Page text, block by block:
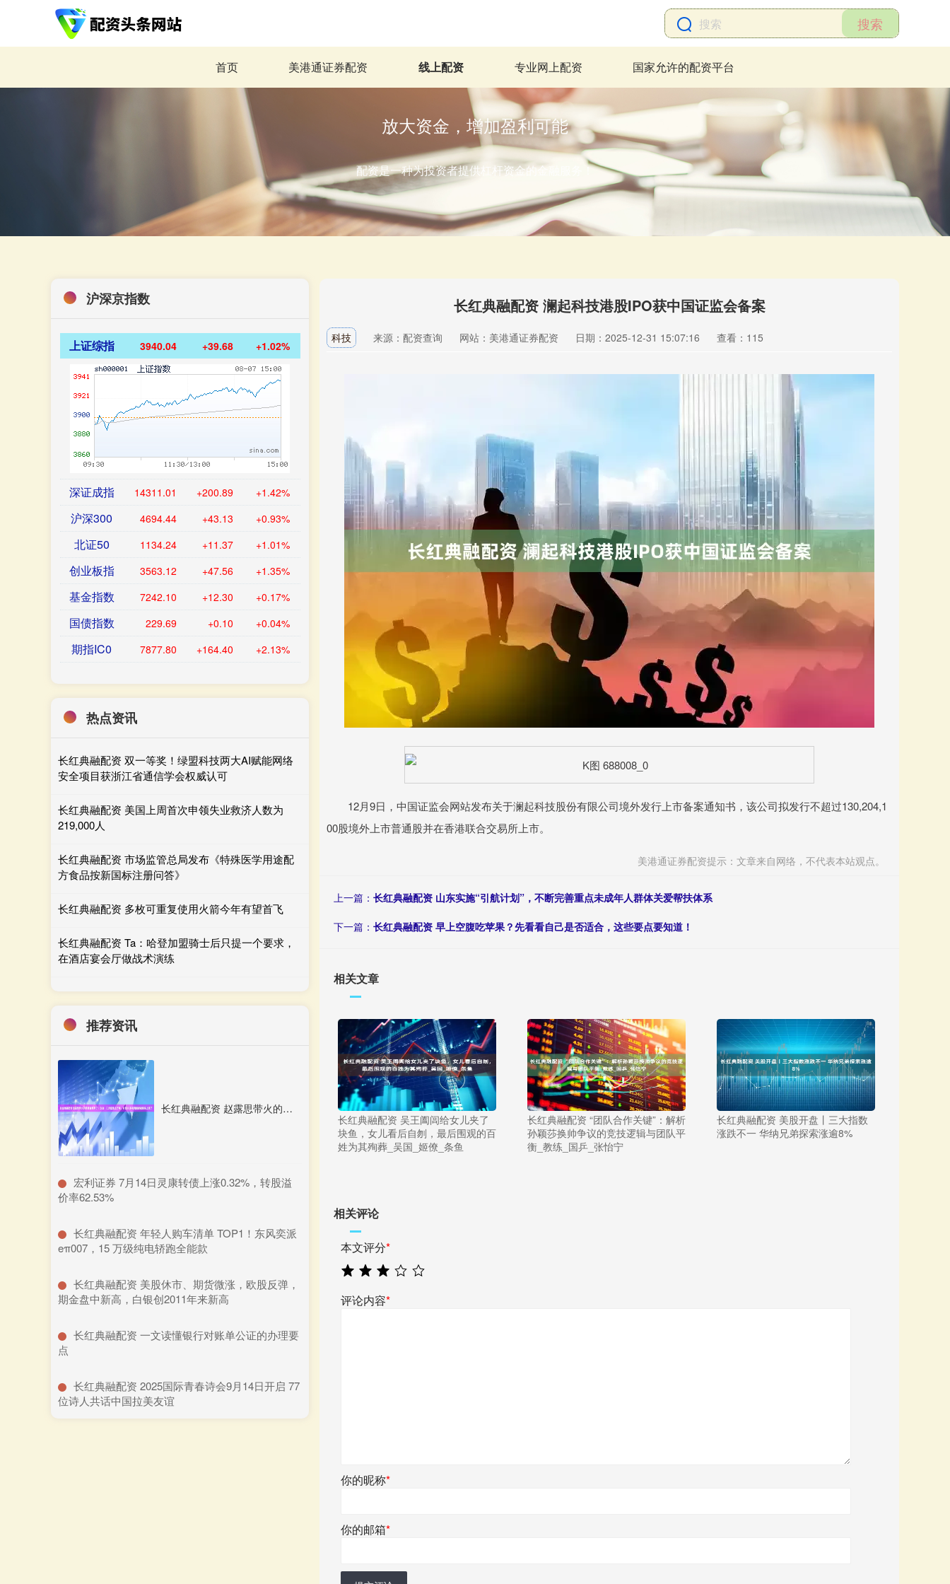
搜索
首页 美港通证券配资 线上配资 专业网上配资 国家允许的配资平台
放大资金，增加盈利可能
配资是一种为投资者提供杠杆资金的金融服务！
长红典融配资 澜起科技港股IPO获中国证监会备案
科技 来源：配资查询 网站：美港通证券配资 日期：2025-12-31 15:07:16 查看：115
12月9日，中国证监会网站发布关于澜起科技股份有限公司境外发行上市备案通知书，该公司拟发行不超过130,204,1
00股境外上市普通股并在香港联合交易所上市。
美港通证券配资提示：文章来自网络，不代表本站观点。
上一篇： 长红典融配资 山东实施“引航计划”，不断完善重点未成年人群体关爱帮扶体系
下一篇： 长红典融配资 早上空腹吃苹果？先看看自己是否适合，这些要点要知道！
相关文章
长红典融配资 吴王阖闾给女儿夹了
块鱼，女儿看后自刎，最后围观的百
姓为其殉葬_吴国_姬僚_条鱼
长红典融配资 “团队合作关键”：解析
孙颖莎换帅争议的竞技逻辑与团队平
衡_教练_国乒_张怡宁
长红典融配资 美股开盘丨三大指数
涨跌不一 华纳兄弟探索涨逾8%
相关评论
本文评分*
评论内容*
你的昵称*
你的邮箱*
沪深京指数
上证综指 3940.04 +39.68 +1.02%
深证成指 14311.01 +200.89 +1.42%
沪深300 4694.44 +43.13 +0.93%
北证50 1134.24 +11.37 +1.01%
创业板指 3563.12 +47.56 +1.35%
基金指数 7242.10 +12.30 +0.17%
国债指数 229.69 +0.10 +0.04%
期指IC0 7877.80 +164.40 +2.13%
热点资讯
长红典融配资 双一等奖！绿盟科技两大AI赋能网络
安全项目获浙江省通信学会权威认可
长红典融配资 美国上周首次申领失业救济人数为
219,000人
长红典融配资 市场监管总局发布《特殊医学用途配
方食品按新国标注册问答》
长红典融配资 多枚可重复使用火箭今年有望首飞
长红典融配资 Ta：哈登加盟骑士后只提一个要求，
在酒店宴会厅做战术演练
推荐资讯
长红典融配资 赵露思带火的燕窝卷爆单了！企业：几天猛涨上万单，村里30多名阿姨都被请来上班了
​宏利证券 7月14日灵康转债上涨0.32%，转股溢
价率62.53%
​长红典融配资 年轻人购车清单 TOP1！东风奕派
eπ007，15 万级纯电轿跑全能款
​长红典融配资 美股休市、期货微涨，欧股反弹，
期金盘中新高，白银创2011年来新高
​长红典融配资 一文读懂银行对账单公证的办理要
点
​长红典融配资 2025国际青春诗会9月14日开启 77
位诗人共话中国拉美友谊